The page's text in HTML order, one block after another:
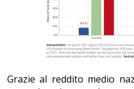
Grazie al reddito medio